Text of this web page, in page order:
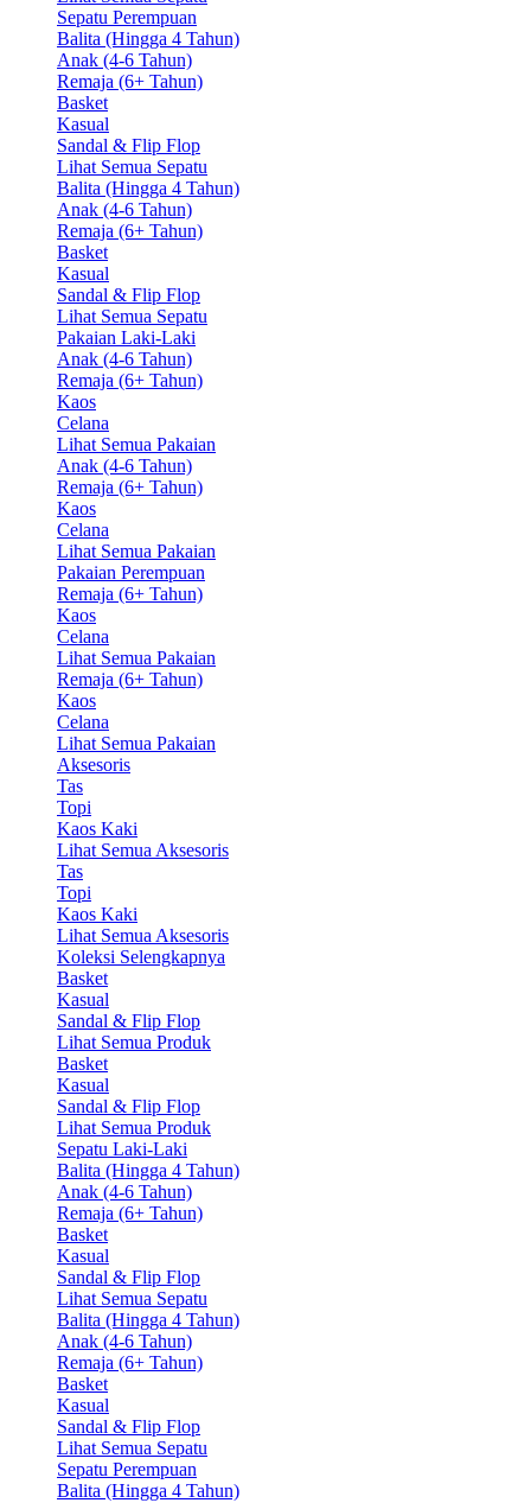
Sepatu Perempuan
Balita (Hingga 4 Tahun)
Anak (4-6 Tahun)
Remaja (6+ Tahun)
Basket
Kasual
Sandal & Flip Flop
Lihat Semua Sepatu
Balita (Hingga 4 Tahun)
Anak (4-6 Tahun)
Remaja (6+ Tahun)
Basket
Kasual
Sandal & Flip Flop
Lihat Semua Sepatu
Pakaian Laki-Laki
Anak (4-6 Tahun)
Remaja (6+ Tahun)
Kaos
Celana
Lihat Semua Pakaian
Anak (4-6 Tahun)
Remaja (6+ Tahun)
Kaos
Celana
Lihat Semua Pakaian
Pakaian Perempuan
Remaja (6+ Tahun)
Kaos
Celana
Lihat Semua Pakaian
Remaja (6+ Tahun)
Kaos
Celana
Lihat Semua Pakaian
Aksesoris
Tas
Topi
Kaos Kaki
Lihat Semua Aksesoris
Tas
Topi
Kaos Kaki
Lihat Semua Aksesoris
Koleksi Selengkapnya
Basket
Kasual
Sandal & Flip Flop
Lihat Semua Produk
Basket
Kasual
Sandal & Flip Flop
Lihat Semua Produk
Sepatu Laki-Laki
Balita (Hingga 4 Tahun)
Anak (4-6 Tahun)
Remaja (6+ Tahun)
Basket
Kasual
Sandal & Flip Flop
Lihat Semua Sepatu
Balita (Hingga 4 Tahun)
Anak (4-6 Tahun)
Remaja (6+ Tahun)
Basket
Kasual
Sandal & Flip Flop
Lihat Semua Sepatu
Sepatu Perempuan
Balita (Hingga 4 Tahun)